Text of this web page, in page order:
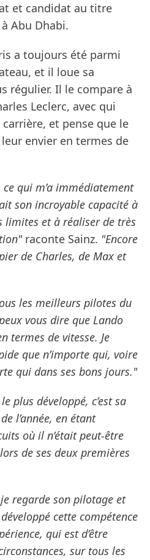
et candidat au titre
Abu Dhabi.
a toujours été parmi
et il loue sa
régulier. Il le compare à
Leclerc, avec qui
et pense que le
envier en termes de
ce qui m’a immédiatement
son incroyable capacité à
limites et à réaliser de très
raconte Sainz. "Encore
de Charles, de Max et
les meilleurs pilotes du
vous dire que Lando
termes de vitesse. Je
que n’importe qui, voire
qui dans ses bons jours."
plus développé, c’est sa
l’année, en étant
où il n’était peut-être
de ses deux premières
regarde son pilotage et
cette compétence
qui est d’être
sur tous les